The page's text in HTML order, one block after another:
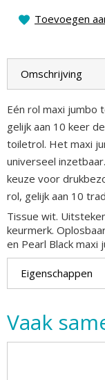
Toevoegen
Omschrijving
Eén rol maxi
gelijk aan 10 keer
toiletrol. Het maxi
universeel
keuze voor
rol, gelijk aan 10
Tissue wit.
keurmerk.
en Pearl Black
Eigenschappen
Vaak